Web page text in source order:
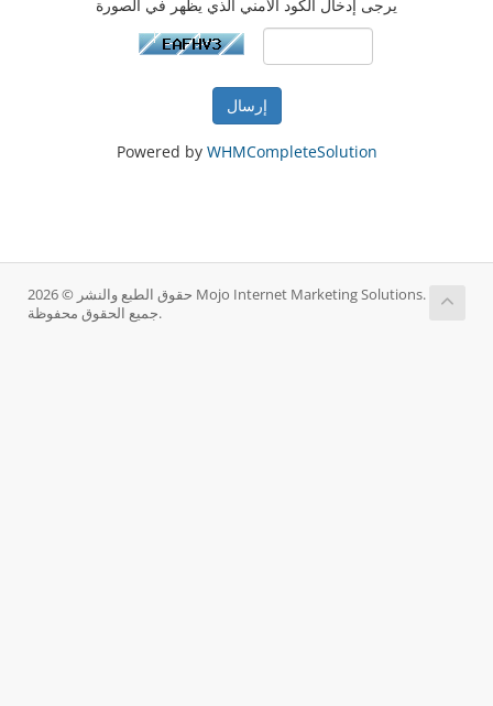
يرجى إدخال الكود الأمني الذي يظهر في الصورة
إرسال
Powered by WHMCompleteSolution
حقوق الطبع والنشر © 2026 Mojo Internet Marketing Solutions.
جميع الحقوق محفوظة.